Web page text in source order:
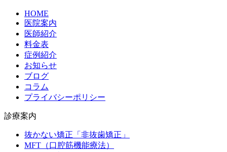
HOME
医院案内
医師紹介
料金表
症例紹介
お知らせ
ブログ
コラム
プライバシーポリシー
診療案内
抜かない矯正「非抜歯矯正」
MFT（口腔筋機能療法）